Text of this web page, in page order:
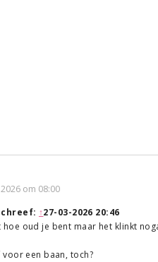
om 08:00
↑27-03-2026 20:46
hoe oud je bent maar het klinkt
voor een baan, toch?